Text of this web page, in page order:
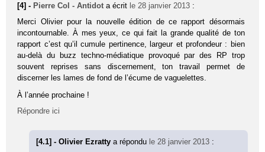
[4] - Pierre Col - Antidot a écrit le 28 janvier 2013 :
Merci Olivier pour la nouvelle édition de ce rapport désormais
incontournable. À mes yeux, ce qui fait la grande qualité de ton
rapport c’est qu’il cumule pertinence, largeur et profondeur : bien
au-delà du buzz techno-médiatique provoqué par des RP trop
souvent reprises sans discernement, ton travail permet de
discerner les lames de fond de l’écume de vaguelettes.
À l’année prochaine !
Répondre ici
[4.1] - Olivier Ezrattya répondu le 28 janvier 2013 :